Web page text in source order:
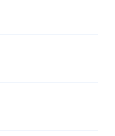
2
The Library